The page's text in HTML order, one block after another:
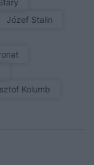
Józef Stalin
Kolumb